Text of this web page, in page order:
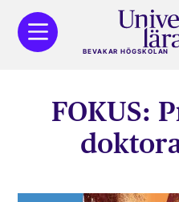
BEVAKAR HÖGSKOLAN
FOKUS: